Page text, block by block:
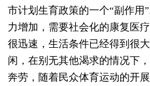
市计划生育政策的一个“副作用
力增加，需要社会化的康复医
很迅速，生活条件已经得到很
闲，在别无其他渴求的情况下
奔劳，随着民众体育运动的开